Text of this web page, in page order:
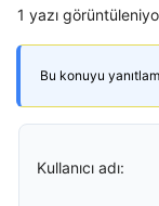
1 yazı
Bu konuyu
Kullanıcı adı: